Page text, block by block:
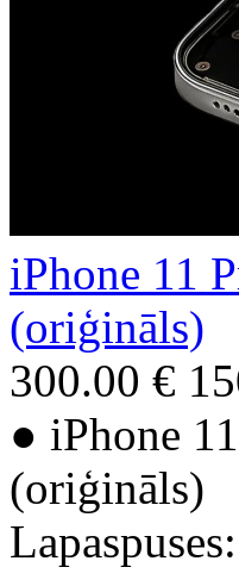
iPhone 11
(oriģināls)
300.00 €
● iPhone
(oriģināls)
Lapaspuses: